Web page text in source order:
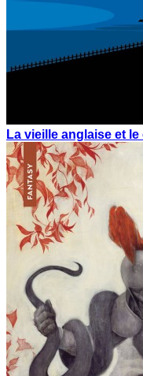
La vieille anglaise et